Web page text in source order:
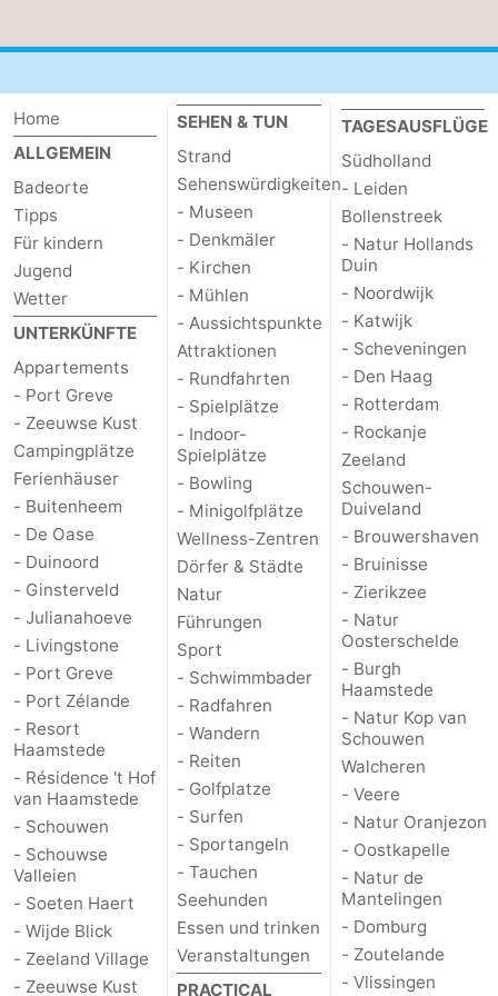
Natur
de
Mantelingen
-
Domburg
-
Zoutelande
-
Vlissingen
-
Middelburg
Wetter
Kontakt
Home
ALLGEMEIN
Badeorte
Tipps
Für kindern
Jugend
Wetter
UNTERKÜNFTE
Appartements
- Port Greve
- Zeeuwse Kust
Campingplätze
Ferienhäuser
- Buitenheem
- De Oase
- Duinoord
- Ginsterveld
- Julianahoeve
- Livingstone
- Port Greve
- Port Zélande
- Resort
Haamstede
- Résidence 't Hof
van Haamstede
- Schouwen
- Schouwse
Valleien
- Soeten Haert
- Wijde Blick
- Zeeland Village
- Zeeuwse Kust
SEHEN & TUN
Strand
Sehenswürdigkeiten
- Museen
- Denkmäler
- Kirchen
- Mühlen
- Aussichtspunkte
Attraktionen
- Rundfahrten
- Spielplätze
- Indoor-
Spielplätze
- Bowling
- Minigolfplätze
Wellness-Zentren
Dörfer & Städte
Natur
Führungen
Sport
- Schwimmbader
- Radfahren
- Wandern
- Reiten
- Golfplatze
- Surfen
- Sportangeln
- Tauchen
Seehunden
Essen und trinken
Veranstaltungen
PRACTICAL
TAGESAUSFLÜGE
Südholland
- Leiden
Bollenstreek
- Natur Hollands
Duin
- Noordwijk
- Katwijk
- Scheveningen
- Den Haag
- Rotterdam
- Rockanje
Zeeland
Schouwen-
Duiveland
- Brouwershaven
- Bruinisse
- Zierikzee
- Natur
Oosterschelde
- Burgh
Haamstede
- Natur Kop van
Schouwen
Walcheren
- Veere
- Natur Oranjezon
- Oostkapelle
- Natur de
Mantelingen
- Domburg
- Zoutelande
- Vlissingen